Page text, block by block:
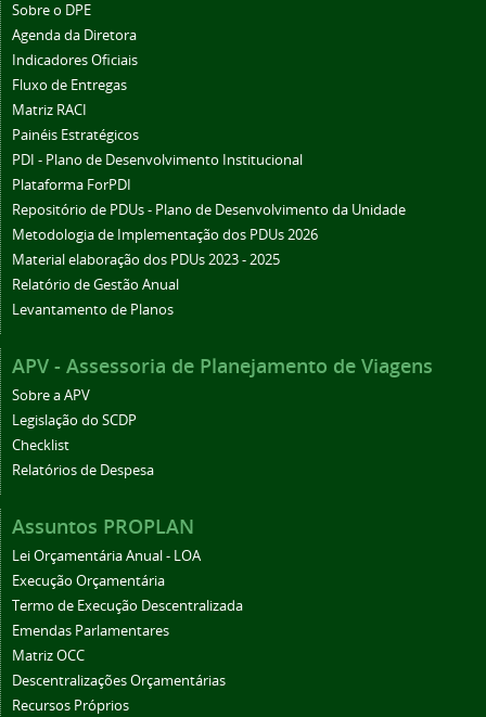
Sobre o DPE
Agenda da Diretora
Indicadores Oficiais
Fluxo de Entregas
Matriz RACI
Painéis Estratégicos
PDI - Plano de Desenvolvimento Institucional
Plataforma ForPDI
Repositório de PDUs - Plano de Desenvolvimento da Unidade
Metodologia de Implementação dos PDUs 2026
Material elaboração dos PDUs 2023 - 2025
Relatório de Gestão Anual
Levantamento de Planos
APV - Assessoria de Planejamento de Viagens
Sobre a APV
Legislação do SCDP
Checklist
Relatórios de Despesa
Assuntos PROPLAN
Lei Orçamentária Anual - LOA
Execução Orçamentária
Termo de Execução Descentralizada
Emendas Parlamentares
Matriz OCC
Descentralizações Orçamentárias
Recursos Próprios